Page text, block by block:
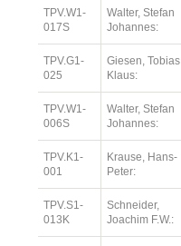
TPV.W1-
017S
Walter, Stefan
Johannes:
TPV.G1-
025
Giesen, Tobias
Klaus:
TPV.W1-
006S
Walter, Stefan
Johannes:
TPV.K1-
001
Krause, Hans-
Peter:
TPV.S1-
013K
Schneider,
Joachim F.W.: